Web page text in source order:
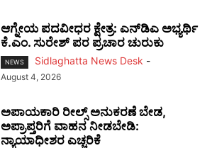
ಆಗ್ನೇಯ ಪದವೀಧರ ಕ್ಷೇತ್ರ: ಎನ್‌ಡಿಎ ಅಭ್ಯರ್ಥಿ
ಕೆ.ಎಂ. ಸುರೇಶ್ ಪರ ಪ್ರಚಾರ ಚುರುಕು
NEWS Sidlaghatta News Desk -
August 4, 2026
ಅಪಾಯಕಾರಿ ರೀಲ್ಸ್ ಅನುಕರಣೆ ಬೇಡ,
ಅಪ್ರಾಪ್ತರಿಗೆ ವಾಹನ ನೀಡಬೇಡಿ:
ನ್ಯಾಯಾಧೀಶರ ಎಚ್ಚರಿಕೆ